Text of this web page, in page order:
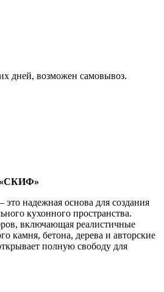
дней, возможен самовывоз.
«СКИФ»
надежная основа для создания
кухонного пространства.
включающая реалистичные
камня, бетона, дерева и авторские
полную свободу для